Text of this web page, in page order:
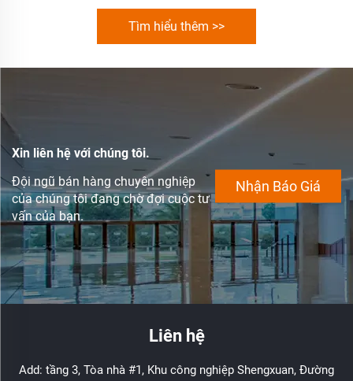
Tìm hiểu thêm >>
Xin liên hệ với chúng tôi.
Đội ngũ bán hàng chuyên nghiệp
của chúng tôi đang chờ đợi cuộc tư
vấn của bạn.
Nhận Báo Giá
Liên hệ
Add: tầng 3, Tòa nhà #1, Khu công nghiệp Shengxuan, Đường